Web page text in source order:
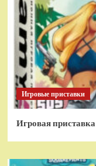
Игровые приставки
Игровая